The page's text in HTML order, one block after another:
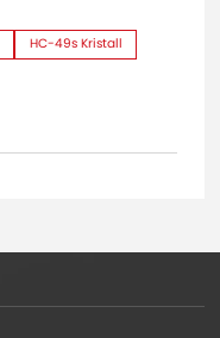
HC-49s Kristall